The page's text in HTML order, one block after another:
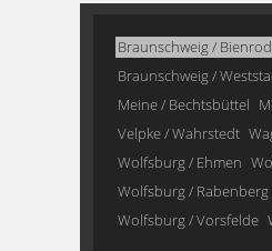
Braunschweig /
Braunschweig /
Meine / Bechtsbüttel
Velpke / Wahrstedt
Wolfsburg / Ehmen
Wolfsburg / Rabenberg
Wolfsburg / Vorsfelde